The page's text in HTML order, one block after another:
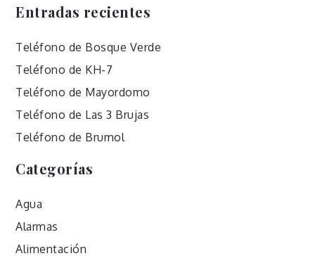
Entradas recientes
Teléfono de Bosque Verde
Teléfono de KH-7
Teléfono de Mayordomo
Teléfono de Las 3 Brujas
Teléfono de Brumol
Categorías
Agua
Alarmas
Alimentación